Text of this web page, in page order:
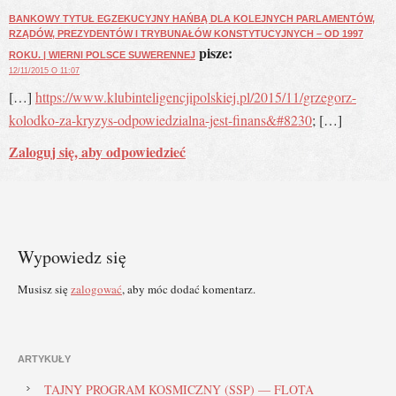
BANKOWY TYTUŁ EGZEKUCYJNY HAŃBĄ DLA KOLEJNYCH PARLAMENTÓW,
RZĄDÓW, PREZYDENTÓW I TRYBUNAŁÓW KONSTYTUCYJNYCH – OD 1997
ROKU. | WIERNI POLSCE SUWERENNEJ pisze:
12/11/2015 O 11:07
[…] https://www.klubinteligencjipolskiej.pl/2015/11/grzegorz-
kolodko-za-kryzys-odpowiedzialna-jest-finans&#8230; […]
Zaloguj się, aby odpowiedzieć
Wypowiedz się
Musisz sięzalogować, aby móc dodać komentarz.
ARTYKUŁY
TAJNY PROGRAM KOSMICZNY (SSP) — FLOTA